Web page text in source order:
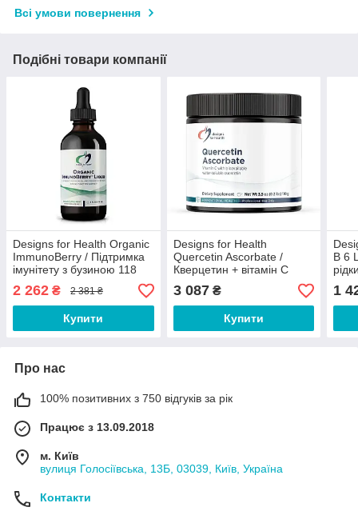
Всі умови повернення
Подібні товари компанії
Designs for Health Organic
ImmunoBerry / Підтримка
імунітету з бузиною 118
мл Термін 01/2027
2 262 ₴ 2 381 ₴
Купити
Designs for Health
Quercetin Ascorbate /
Кверцетин + вітамін С
підтримка при алергії
порошок 100 г
3 087₴
Купити
B 6
1
Про нас
100% позитивних з 750 відгуків за рік
Працює з 13.09.2018
м. Київ
вулиця Голосіївська, 13Б, 03039, Київ, Україна
Контакти